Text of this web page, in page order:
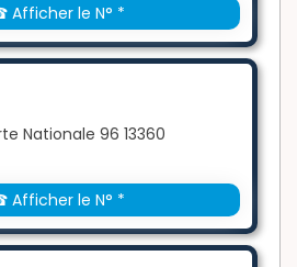
Afficher le N° *
Nationale 96 13360
Afficher le N° *